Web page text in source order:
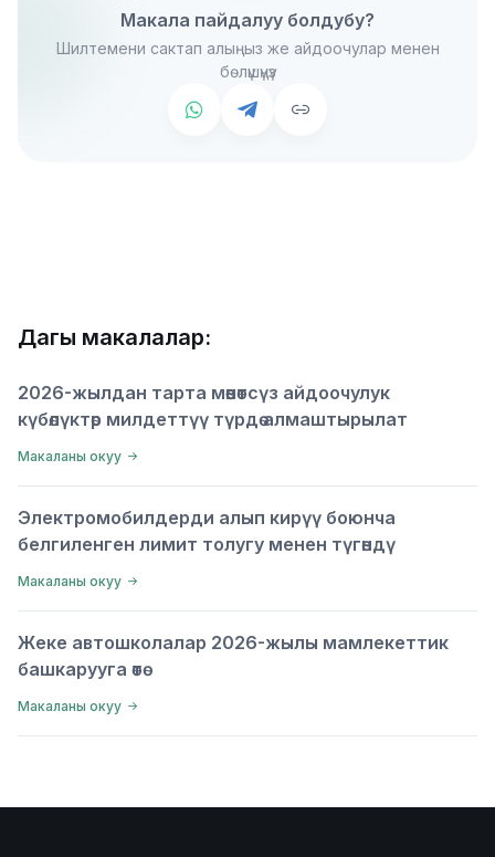
Макала пайдалуу болдубу?
Шилтемени сактап алыңыз же айдоочулар менен
бөлүшүңүз
Дагы макалалар:
2026-жылдан тарта мөөнөтсүз айдоочулук
күбөлүктөр милдеттүү түрдө алмаштырылат
Макаланы окуу
Электромобилдерди алып кирүү боюнча
белгиленген лимит толугу менен түгөндү
Макаланы окуу
Жеке автошколалар 2026-жылы мамлекеттик
башкарууга өтө
Макаланы окуу